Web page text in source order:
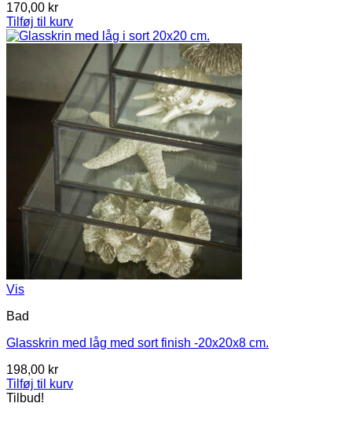
170,00 kr
Tilføj til kurv
Vis
Bad
Glasskrin med låg med sort finish -20x20x8 cm.
198,00 kr
Tilføj til kurv
Tilbud!